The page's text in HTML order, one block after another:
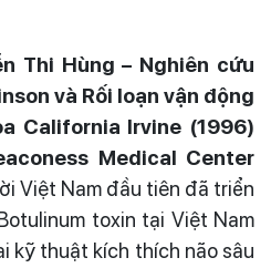
Thi Hùng – Nghiên cứu
và Rối loạn vận động
California Irvine (1996)
Medical Center
Việt Nam đầu tiên đã triển
toxin tại Việt Nam
kỹ thuật kích thích não sâu